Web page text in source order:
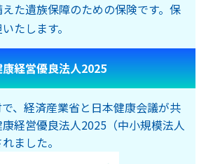
た遺族保障のための保険です。保
たします。
経営優良法人2025
、経済産業省と日本健康会議が共
経営優良法人2025（中小規模法人
ました。